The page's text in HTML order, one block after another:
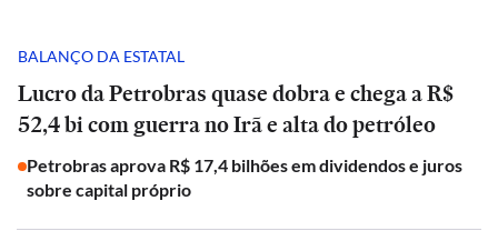
BALANÇO DA ESTATAL
Lucro da Petrobras quase dobra e chega a R$
52,4 bi com guerra no Irã e alta do petróleo
Petrobras aprova R$ 17,4 bilhões em dividendos e juros
sobre capital próprio